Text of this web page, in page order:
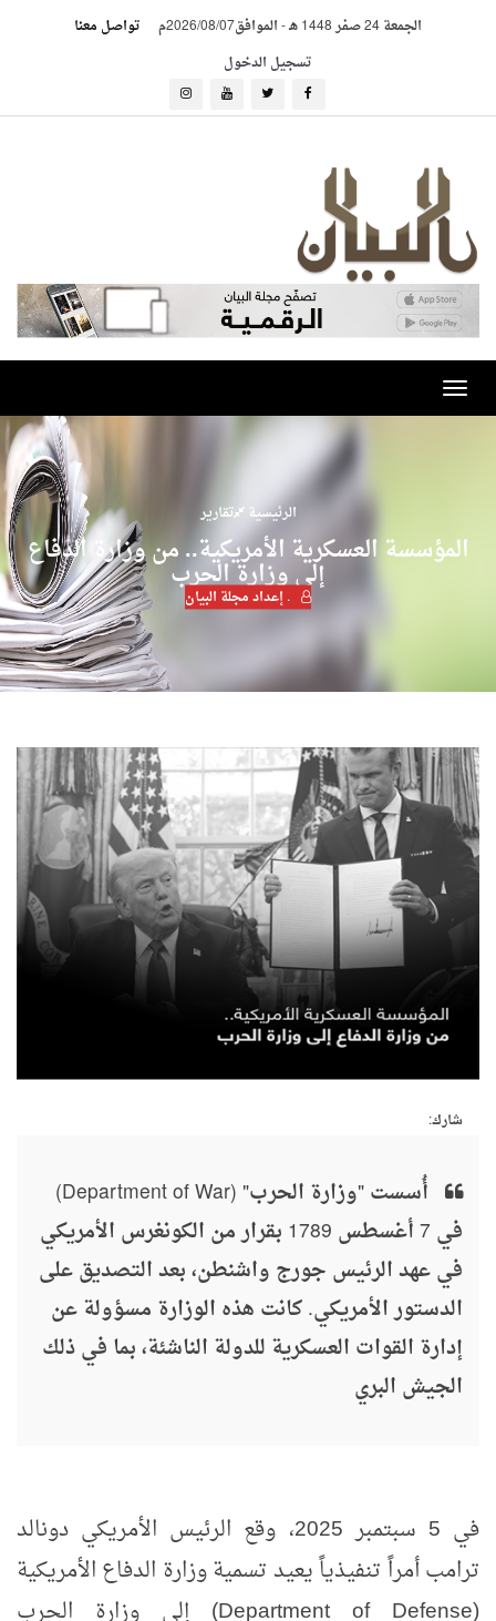
الجمعة 24 صفر 1448 هـ -الموافق2026/08/07م
تواصل معنا
تسجيل الدخول
Toggle
navigation
الرئيسية تقارير
المؤسسة العسكرية الأمريكية.. من وزارة الدفاع
إلى وزارة الحرب
. إعداد مجلة البيان
شارك:
أُسست "وزارة الحرب" (Department of War)
في 7 أغسطس 1789 بقرار من الكونغرس الأمريكي
في عهد الرئيس جورج واشنطن، بعد التصديق على
الدستور الأمريكي. كانت هذه الوزارة مسؤولة عن
إدارة القوات العسكرية للدولة الناشئة، بما في ذلك
الجيش البري
في 5 سبتمبر 2025، وقع الرئيس الأمريكي دونالد
ترامب أمراً تنفيذياً يعيد تسمية وزارة الدفاع الأمريكية
(
Department of Defense) إلى وزارة الحرب